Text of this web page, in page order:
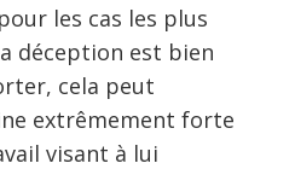
les cas les plus
déception est bien
cela peut
extrêmement forte
visant à lui